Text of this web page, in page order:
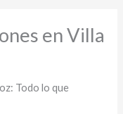
en Villa
Todo lo que